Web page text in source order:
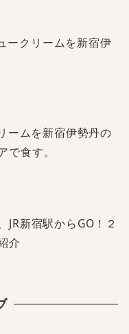
ークリームを新宿伊
ームを新宿伊勢丹の
で食す。
JR新宿駅からGO！２
介